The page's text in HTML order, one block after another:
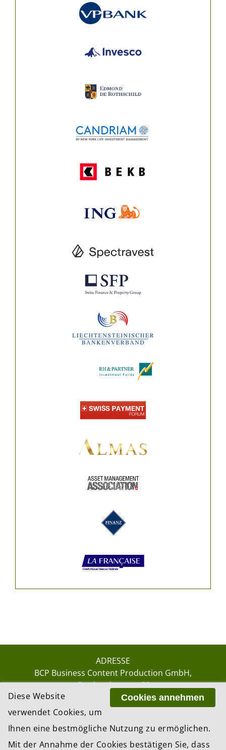
ADRESSE
BCP Business Content Production GmbH
Gotthardstrasse 38
8002 ZürichCookies annehmen
Diese Website
verwendet Cookies, um
Ihnen eine bestmögliche Nutzung zu ermöglichen.
Mit der Annahme der Cookies bestätigen Sie, dass